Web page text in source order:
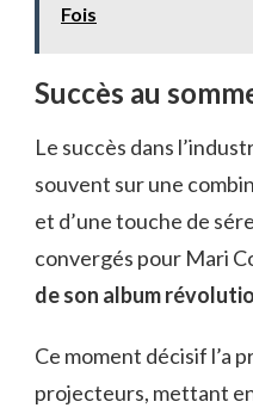
Fois
Succès au
Le succès dans
souvent sur une
et d’une touche de
convergés pour Mari
de son album
Ce moment décisif l’a
projecteurs, mettant